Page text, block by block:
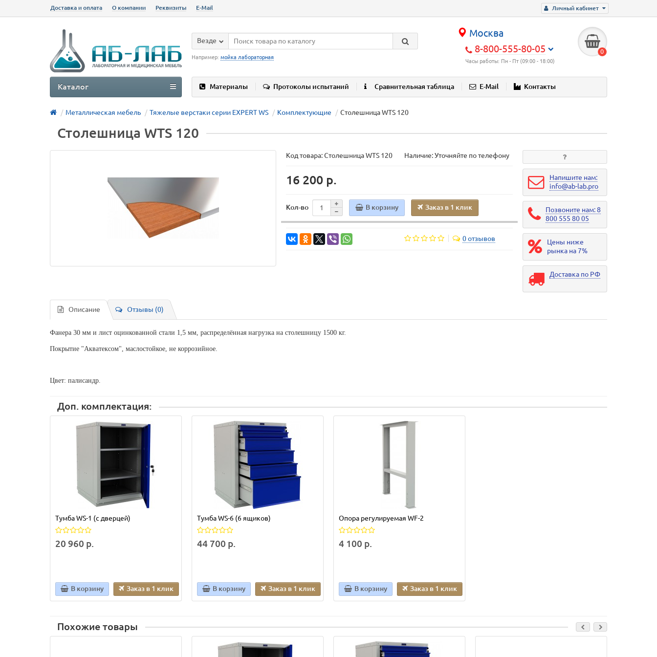
Личный кабинет
Доставка и оплата О компании Реквизиты E-Mail
Москва
8-800-555-80-05
Часы работы: Пн - Пт (09:00 - 18:00)
0
Везде
Например: мойка лабораторная
Материалы Протоколы испытаний Сравнительная таблица E-Mail Контакты
Каталог
Металлическая мебель Тяжелые верстаки серии EXPERT WS Комплектующие Столешница WTS 120
Столешница WTS 120
Код товара:Столешница WTS 120 Наличие: Уточняйте по телефону
16 200 р.
Кол-во В корзину Заказ в 1 клик
0 отзывов
Напишите нам:
info@ab-lab.pro
Позвоните нам: 8
800 555 80 05
Цены ниже
рынка на 7%
Доставка по РФ
Описание Отзывы (0)
Фанера 30 мм и лист оцинкованной стали 1,5 мм, распределённая нагрузка на столешницу 1500 кг.
Покрытие "Акватексом", маслостойкое, не коррозийное.
Цвет: палисандр.
Доп. комплектация:
Тумба WS-1 (с дверцей)
20 960 р.
В корзину Заказ в 1 клик
Тумба WS-6 (6 ящиков)
44 700 р.
В корзину Заказ в 1 клик
Опора регулируемая WF-2
4 100 р.
В корзину Заказ в 1 клик
Похожие товары